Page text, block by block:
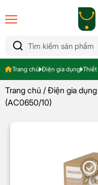
Trang chủ Điện gia dụng Thiết
Trang chủ / Điện gia dụng
(AC0650/10)